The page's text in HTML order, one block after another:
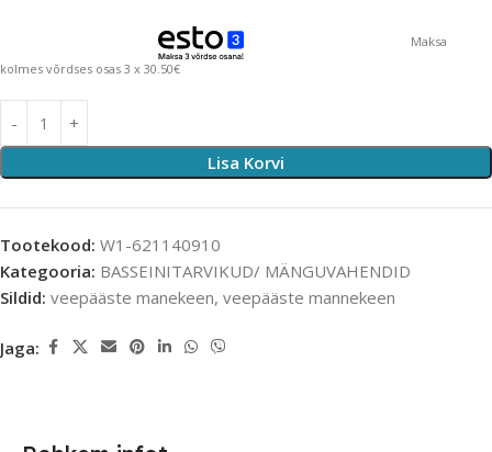
Maksa
kolmes võrdses osas 3 x 30.50€
Lisa Korvi
Tootekood: W1-621140910
Kategooria: BASSEINITARVIKUD/ MÄNGUVAHENDID
Sildid: veepääste manekeen, veepääste mannekeen
Jaga: